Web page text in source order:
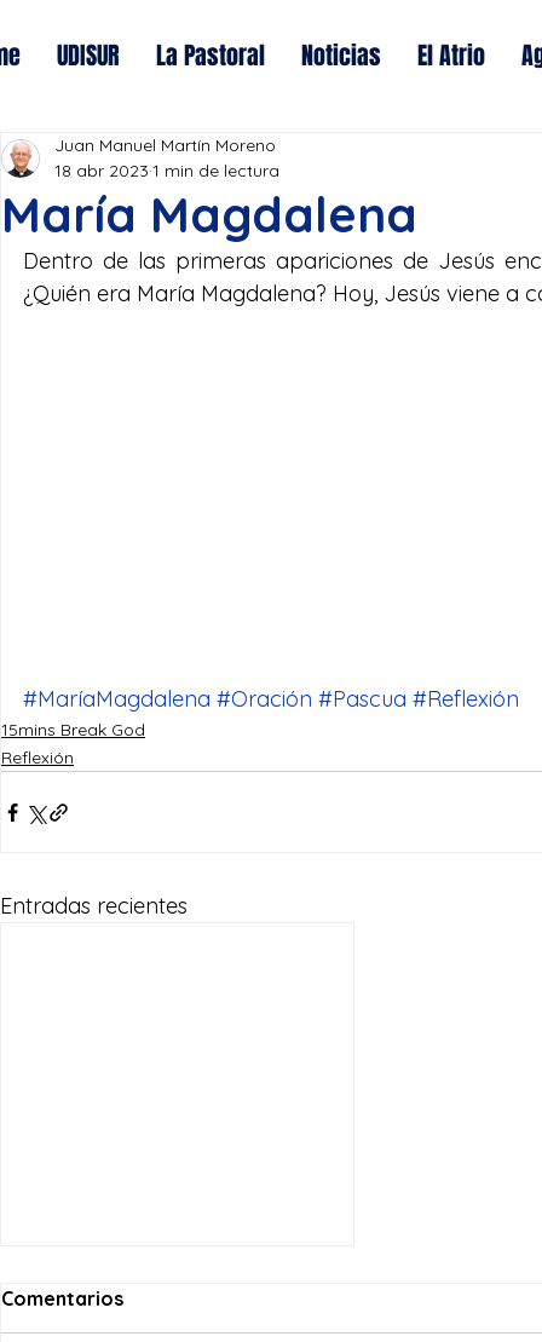
UDISUR La Pastoral Noticias El Atrio
María Magdalena
Juan Manuel Martín Moreno
18 abr 2023 1 min de lectura
Dentro de las primeras apariciones de Jesús
¿Quién era María Magdalena? Hoy, Jesús viene a
#MaríaMagdalena #Oración #Pascua #Reflexión
15mins Break God
Reflexión
Entradas recientes
Comentarios